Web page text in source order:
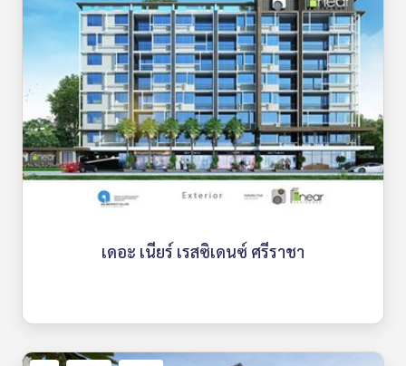
เดอะ เนียร์ เรสซิเดนซ์ ศรีราชา